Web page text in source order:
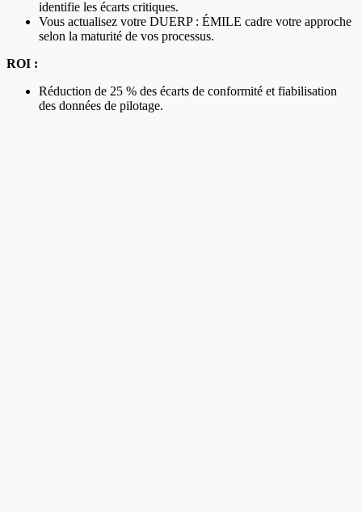
identifie les écarts critiques.
Vous actualisez votre DUERP : ÉMILE cadre votre approche
selon la maturité de vos processus.
ROI :
Réduction de 25 % des écarts de conformité et fiabilisation
des données de pilotage.